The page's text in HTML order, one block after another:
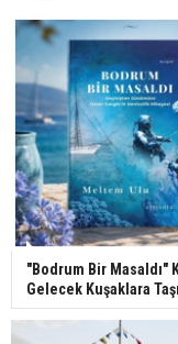
"Bodrum Bir Masaldı"
Gelecek Kuşaklara